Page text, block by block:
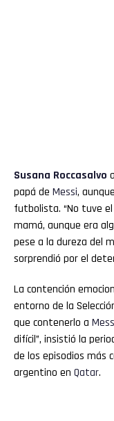
Susana Roccasalvo
papá de Messi,
futbolista. “No tuve
mamá, aunque era
pese a la dureza del
sorprendió por el
La contención
entorno de la
que contenerlo a
difícil”, insistió la
de los episodios más
argentino en Qatar.